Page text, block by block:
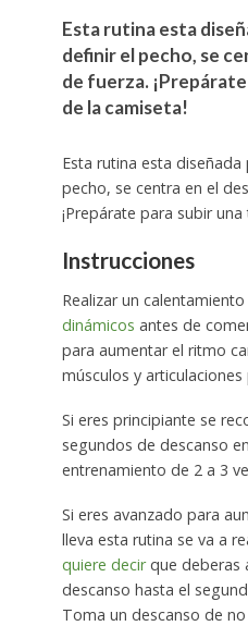
Esta rutina esta
definir el pecho, se
de fuerza.
de la camiseta!
Esta rutina esta
pecho, se centra en el
¡Prepárate para subir
Instrucciones
Realizar un calentamiento
dinámicos antes de
para aumentar el ritmo
músculos y
Si eres principiante se
segundos de descanso
entrenamiento de 2 a 3
Si eres avanzado para
lleva esta rutina se va a
quiere decirque deberas
descanso hasta el
Toma un descanso de